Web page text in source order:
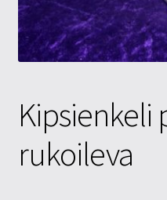
Tietosuojaseloste
Tuotteet
Kipsienkeli
rukoileva